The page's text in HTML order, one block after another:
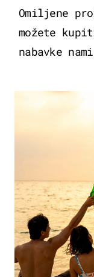
Omiljene
možete
nabavke